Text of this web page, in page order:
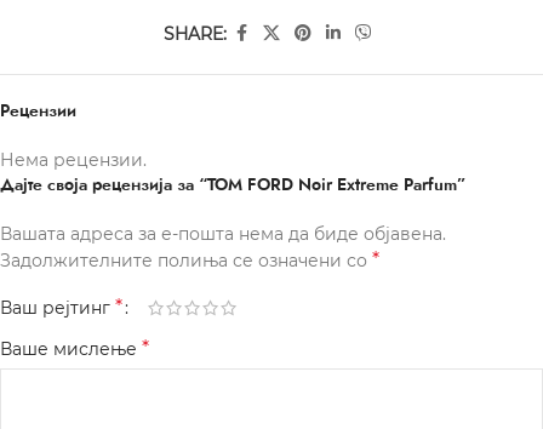
SHARE:
Рецензии
Нема рецензии.
Дајте своја рецензија за “TOM FORD Noir Extreme Parfum”
Вашата адреса за е-пошта нема да биде објавена.
Задолжителните полиња се означени со *
Ваш рејтинг *
Ваше мислење *